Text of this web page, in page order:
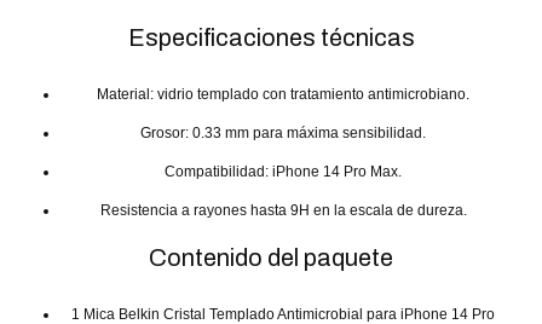
Especificaciones técnicas
Material: vidrio templado con tratamiento antimicrobiano.
Grosor: 0.33 mm para máxima sensibilidad.
Compatibilidad: iPhone 14 Pro Max.
Resistencia a rayones hasta 9H en la escala de dureza.
Contenido del paquete
1 Mica Belkin Cristal Templado Antimicrobial para iPhone 14 Pro